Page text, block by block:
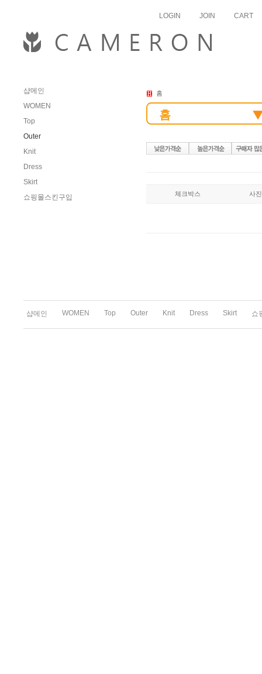
LOGIN
JOIN CART
샵메인
WOMEN
Top
Outer
Knit
Dress
Skirt
쇼핑몰스킨구입
홈
홈
체크박스 사진
샵메인 WOMEN Top Outer Knit Dress Skirt 쇼